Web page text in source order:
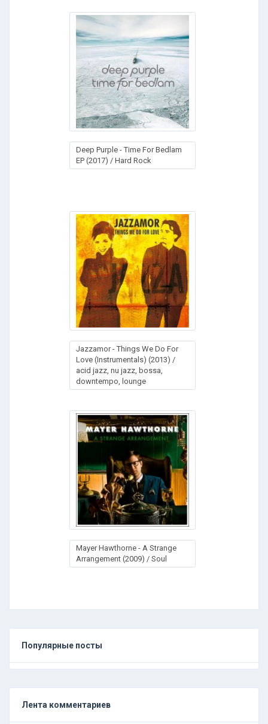
Deep Purple - Time For Bedlam
EP (2017) / Hard Rock
Jazzamor - Things We Do For
Love (Instrumentals) (2013) /
acid jazz, nu jazz, bossa,
downtempo, lounge
Mayer Hawthorne - A Strange
Arrangement (2009) / Soul
Популярные посты
Лента комментариев